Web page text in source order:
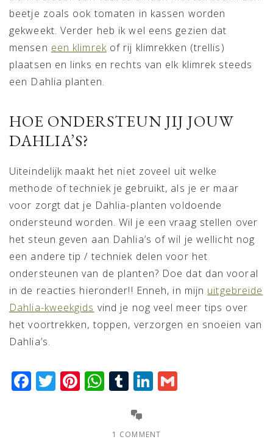
beetje zoals ook tomaten in kassen worden
gekweekt. Verder heb ik wel eens gezien dat
mensen een klimrekof rij klimrekken (trellis)
plaatsen en links en rechts van elk klimrek steeds
een Dahlia planten.
HOE ONDERSTEUN JIJ JOUW
DAHLIA’S?
Uiteindelijk maakt het niet zoveel uit welke
methode of techniek je gebruikt, als je er maar
voor zorgt dat je Dahlia-planten voldoende
ondersteund worden. Wil je een vraag stellen over
het steun geven aan Dahlia’s of wil je wellicht nog
een andere tip / techniek delen voor het
ondersteunen van de planten? Doe dat dan vooral
in de reacties hieronder!! Enneh, in mijn uitgebreide
Dahlia-kweekgids vind je nog veel meer tips over
het voortrekken, toppen, verzorgen en snoeien van
Dahlia’s.
Facebook
Twitter
Pinterest
WhatsApp
TumblrLinkedIn
1 COMMENT